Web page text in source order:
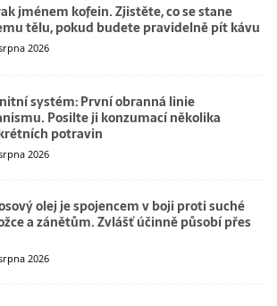
jménem kofein. Zjistěte, co se stane
tělu, pokud budete pravidelně pít kávu
2026
systém: První obranná linie
Posilte ji konzumací několika
potravin
2026
olej je spojencem v boji proti suché
a zánětům. Zvlášť účinně působí přes
2026